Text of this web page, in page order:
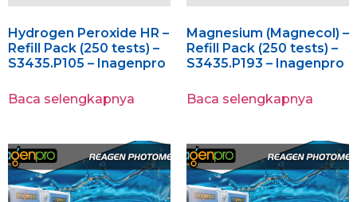
Hydrogen Peroxide HR –
Refill Pack (250 tests) –
S3435.P105 – Inagenpro
Baca selengkapnya
Magnesium (Magnecol) –
Refill Pack (250 tests) –
S3435.P193 – Inagenpro
Baca selengkapnya